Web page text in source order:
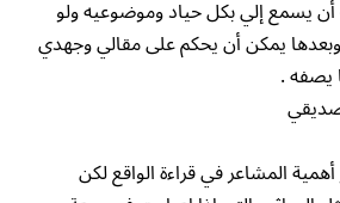
يسمع إلي بكل حياد وموضوعيه ولو
وبعدها يمكن أن يحكم على مقالي وجهدي
يصفه .
أهمية المشاعر في قراءة الواقع لكن